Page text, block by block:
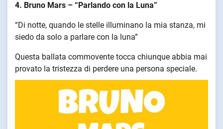
4. Bruno Mars – “Parlando con la Luna”
“Di notte, quando le stelle illuminano la mia stanza, mi
siedo da solo a parlare con la luna”
Questa ballata commovente tocca chiunque abbia mai
provato la tristezza di perdere una persona speciale.